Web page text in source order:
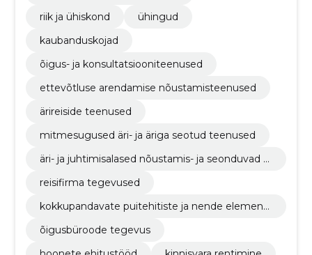
riik ja ühiskond
ühingud
kaubanduskojad
õigus- ja konsultatsiooniteenused
ettevõtluse arendamise nõustamisteenused
ärireiside teenused
mitmesugused äri- ja äriga seotud teenused
äri- ja juhtimisalased nõustamis- ja seonduvad t
reisifirma tegevused
kokkupandavate puitehitiste ja nende elementi
õigusbüroode tegevus